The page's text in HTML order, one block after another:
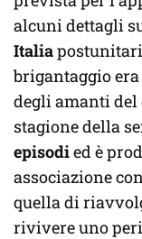
alcuni dettagli
Italia
brigantaggio
degli amanti del
stagione della
episodied è
associazione
quella di
rivivere uno